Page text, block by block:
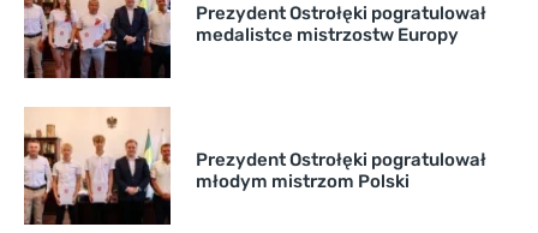
Prezydent Ostrołęki pogratulował
medalistce mistrzostw Europy
Prezydent Ostrołęki pogratulował
młodym mistrzom Polski